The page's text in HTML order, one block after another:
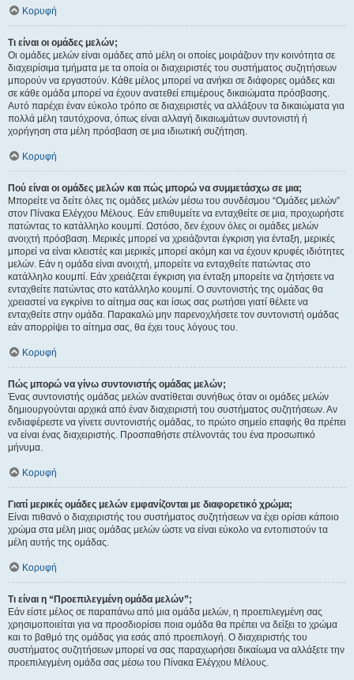
Κορυφή
Τι είναι οι ομάδες μελών;
Οι ομάδες μελών είναι ομάδες από μέλη οι οποίες μοιράζουν την κοινότητα σε
διαχειρίσιμα τμήματα με τα οποία οι διαχειριστές του συστήματος συζητήσεων
μπορούν να εργαστούν. Κάθε μέλος μπορεί να ανήκει σε διάφορες ομάδες και
σε κάθε ομάδα μπορεί να έχουν ανατεθεί επιμέρους δικαιώματα πρόσβασης.
Αυτό παρέχει έναν εύκολο τρόπο σε διαχειριστές να αλλάξουν τα δικαιώματα για
πολλά μέλη ταυτόχρονα, όπως είναι αλλαγή δικαιωμάτων συντονιστή ή
χορήγηση στα μέλη πρόσβαση σε μια ιδιωτική συζήτηση.
Κορυφή
Πού είναι οι ομάδες μελών και πώς μπορώ να συμμετάσχω σε μια;
Μπορείτε να δείτε όλες τις ομάδες μελών μέσω του συνδέσμου “Ομάδες μελών”
στον Πίνακα Ελέγχου Μέλους. Εάν επιθυμείτε να ενταχθείτε σε μια, προχωρήστε
πατώντας το κατάλληλο κουμπί. Ωστόσο, δεν έχουν όλες οι ομάδες μελών
ανοιχτή πρόσβαση. Μερικές μπορεί να χρειάζονται έγκριση για ένταξη, μερικές
μπορεί να είναι κλειστές και μερικές μπορεί ακόμη και να έχουν κρυφές ιδιότητες
μελών. Εάν η ομάδα είναι ανοιχτή, μπορείτε να ενταχθείτε πατώντας στο
κατάλληλο κουμπί. Εάν χρειάζεται έγκριση για ένταξη μπορείτε να ζητήσετε να
ενταχθείτε πατώντας στο κατάλληλο κουμπί. Ο συντονιστής της ομάδας θα
χρειαστεί να εγκρίνει το αίτημα σας και ίσως σας ρωτήσει γιατί θέλετε να
ενταχθείτε στην ομάδα. Παρακαλώ μην παρενοχλήσετε τον συντονιστή ομάδας
εάν απορρίψει το αίτημα σας, θα έχει τους λόγους του.
Κορυφή
Πώς μπορώ να γίνω συντονιστής ομάδας μελών;
Ένας συντονιστής ομάδας μελών ανατίθεται συνήθως όταν οι ομάδες μελών
δημιουργούνται αρχικά από έναν διαχειριστή του συστήματος συζητήσεων. Αν
ενδιαφέρεστε να γίνετε συντονιστής ομάδας, το πρώτο σημείο επαφής θα πρέπει
να είναι ένας διαχειριστής. Προσπαθήστε στέλνοντάς του ένα προσωπικό
μήνυμα.
Κορυφή
Γιατί μερικές ομάδες μελών εμφανίζονται με διαφορετικό χρώμα;
Είναι πιθανό ο διαχειριστής του συστήματος συζητήσεων να έχει ορίσει κάποιο
χρώμα στα μέλη μιας ομάδας μελών ώστε να είναι εύκολο να εντοπιστούν τα
μέλη αυτής της ομάδας.
Κορυφή
Τι είναι η “Προεπιλεγμένη ομάδα μελών”;
Εάν είστε μέλος σε παραπάνω από μια ομάδα μελών, η προεπιλεγμένη σας
χρησιμοποιείται για να προσδιορίσει ποια ομάδα θα πρέπει να δείξει το χρώμα
και το βαθμό της ομάδας για εσάς από προεπιλογή. Ο διαχειριστής του
συστήματος συζητήσεων μπορεί να σας παραχωρήσει δικαίωμα να αλλάξετε την
προεπιλεγμένη ομάδα σας μέσω του Πίνακα Ελέγχου Μέλους.